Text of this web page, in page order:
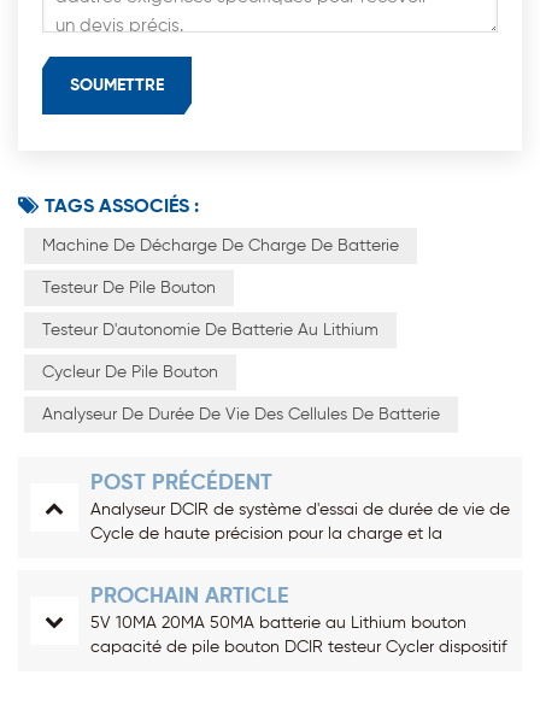
TAGS ASSOCIÉS :
Machine De Décharge De Charge De Batterie
Testeur De Pile Bouton
Testeur D'autonomie De Batterie Au Lithium
Cycleur De Pile Bouton
Analyseur De Durée De Vie Des Cellules De Batterie
POST PRÉCÉDENT
Analyseur DCIR de système d'essai de durée de vie de
Cycle de haute précision pour la charge et la
PROCHAIN ARTICLE
5V 10MA 20MA 50MA batterie au Lithium bouton
capacité de pile bouton DCIR testeur Cycler dispositif